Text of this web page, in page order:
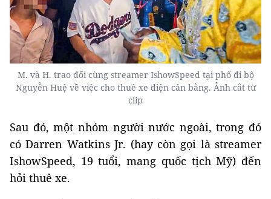
M. và H. trao đổi cùng streamer IshowSpeed tại phố đi bộ
Nguyễn Huệ về việc cho thuê xe điện cân bằng. Ảnh cắt từ
clip
Sau đó, một nhóm người nước ngoài, trong đó
có Darren Watkins Jr. (hay còn gọi là streamer
IshowSpeed, 19 tuổi, mang quốc tịch Mỹ) đến
hỏi thuê xe.